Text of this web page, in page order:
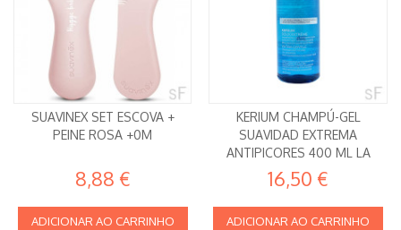
SUAVINEX SET ESCOVA +
PEINE ROSA +0M
8,88 €
ADICIONAR AO CARRINHO
KERIUM CHAMPÚ-GEL
SUAVIDAD EXTREMA
ANTIPICORES 400 ML LA
ROCHE POSAY
16,50 €
ADICIONAR AO CARRINHO